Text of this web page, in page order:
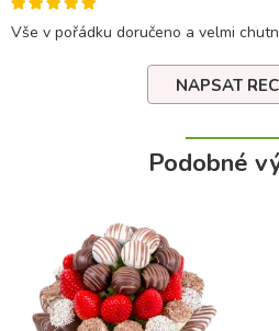
Vše v pořádku doručeno a velmi
NAPSAT
Podobné